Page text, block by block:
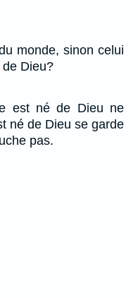
monde, sinon celui
Dieu?
est né de Dieu ne
né de Dieu se garde
pas.